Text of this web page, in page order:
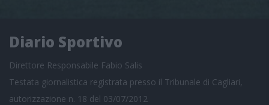
Diario Sportivo
Direttore Responsabile Fabio Salis
Testata giornalistica registrata presso il Tribunale di Cagliari,
autorizzazione n. 18 del 03/07/2012